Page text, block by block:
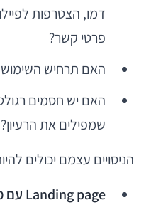
דמו, הצטרפות
פרטי קשר?
האם תרחיש השימוש
האם יש חסמים
שמפילים את הרעיון?
הניסויים עצמם יכולים
Landing page עם מסר חד